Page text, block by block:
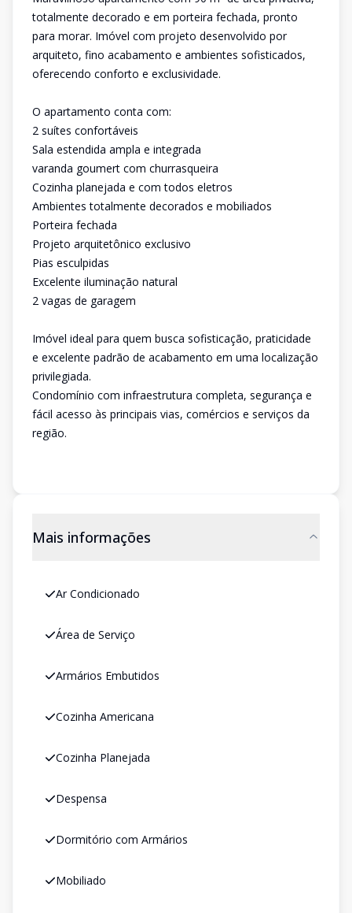
totalmente decorado e em porteira fechada, pronto
para morar. Imóvel com projeto desenvolvido por
arquiteto, fino acabamento e ambientes sofisticados,
oferecendo conforto e exclusividade.
O apartamento conta com:
2 suítes confortáveis
Sala estendida ampla e integrada
varanda goumert com churrasqueira
Cozinha planejada e com todos eletros
Ambientes totalmente decorados e mobiliados
Porteira fechada
Projeto arquitetônico exclusivo
Pias esculpidas
Excelente iluminação natural
2 vagas de garagem
Imóvel ideal para quem busca sofisticação, praticidade
e excelente padrão de acabamento em uma localização
privilegiada.
Condomínio com infraestrutura completa, segurança e
fácil acesso às principais vias, comércios e serviços da
região.
Mais informações
Ar Condicionado
Área de Serviço
Armários Embutidos
Cozinha Americana
Cozinha Planejada
Despensa
Dormitório com Armários
Mobiliado